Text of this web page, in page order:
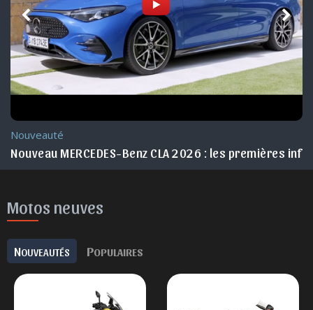
Nouveauté
Nouveau MERCEDES-Benz CLA 2026 : les premières
Motos neuves
NOUVEAUTÉS POPULAIRES